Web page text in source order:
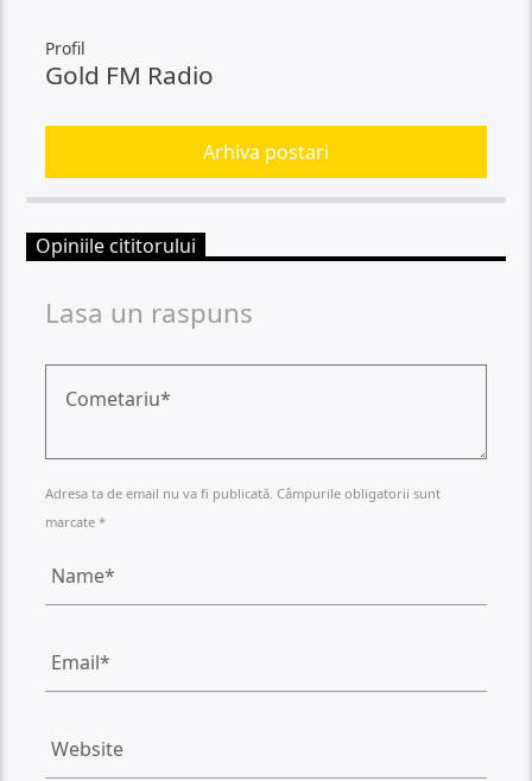
Profil
Gold FM Radio
Arhiva postari
Opiniile cititorului
Lasa un raspuns
Adresa ta de email nu va fi publicată. Câmpurile obligatorii sunt
marcate *